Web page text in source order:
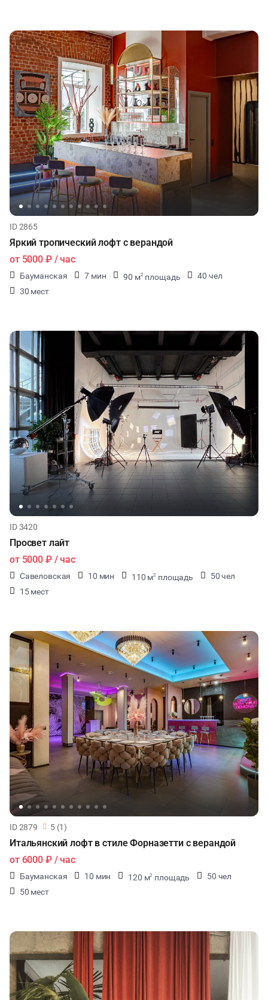
ID 2865
Яркий тропический лофт с верандой
от 5000 ₽/ час
Бауманская 7 мин 90 м2 площадь
40 чел
30 мест
ID 3420
Просвет лайт
от 5000 ₽/ час
Савеловская 10 мин 110 м2 площадь
50 чел
15 мест
ID 2879 5 (1)
Итальянский лофт в стиле Форназетти с верандой
от 6000 ₽/ час
Бауманская 10 мин 120 м2 площадь
50 чел
50 мест